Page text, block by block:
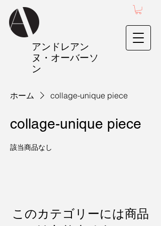
アンドレアン
ヌ・オーバーソ
ン
ホーム collage-unique piece
collage-unique piece
該当商品なし
このカテゴリーには商品